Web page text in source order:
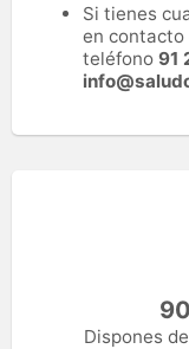
Si tienes
en contacto
teléfono 91
Dispones